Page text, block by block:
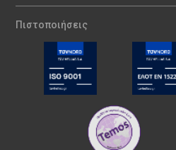
Πιστοποιήσεις